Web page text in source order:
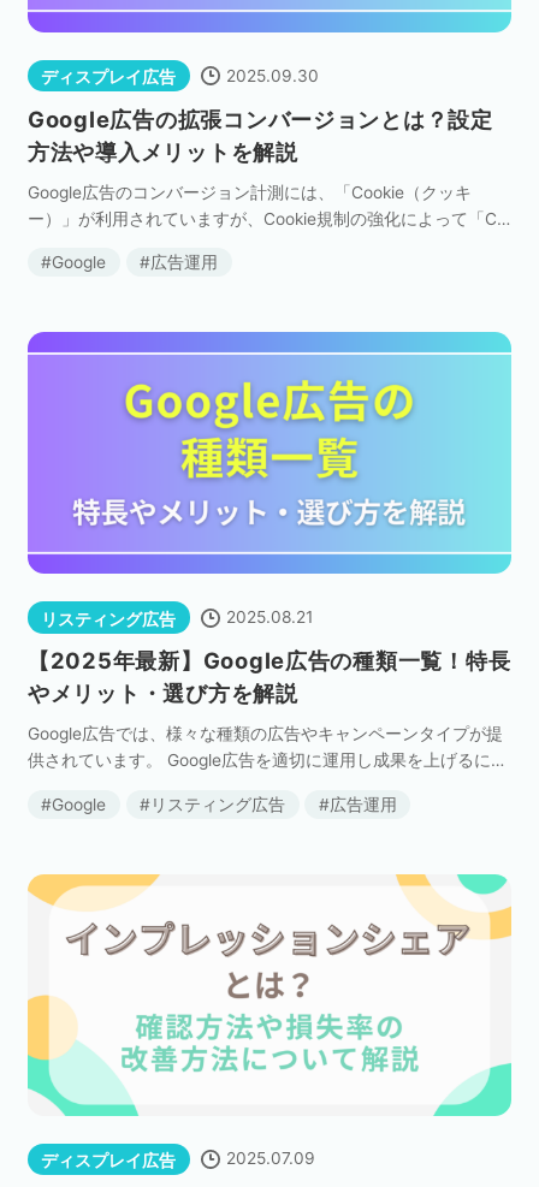
ディスプレイ広告 2025.09.30
Google広告の拡張コンバージョンとは？設定
方法や導入メリットを解説
Google広告のコンバージョン計測には、「Cookie（クッキ
ー）」が利用されていますが、Cookie規制の強化によって「Co
ている」というケースが増えていま […]
Google 広告運用
リスティング広告 2025.08.21
【2025年最新】Google広告の種類一覧！特長
やメリット・選び方を解説
Google広告では、様々な種類の広告やキャンペーンタイプが提
供されています。 Google広告を適切に運用し成果を上げるに
す。 本記事では、Google広告を配信 […]
Google リスティング広告 広告運用
ディスプレイ広告 2025.07.09